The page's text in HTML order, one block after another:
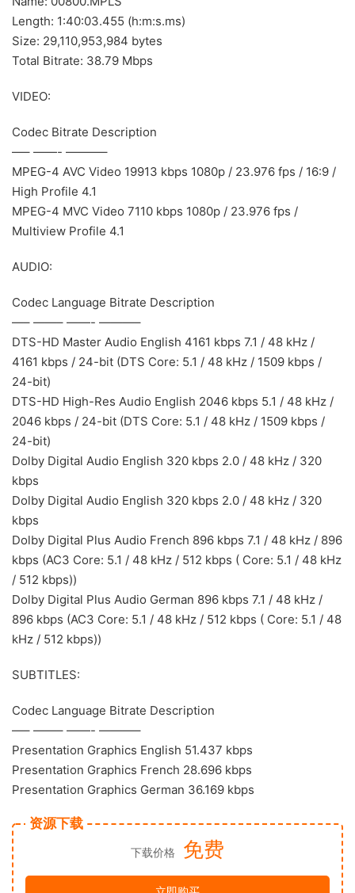
Length: 1:40:03.455 (h:m:s.ms)
Size: 29,110,953,984 bytes
Total Bitrate: 38.79 Mbps
VIDEO:
Codec Bitrate Description
—– ——- ———–
MPEG-4 AVC Video 19913 kbps 1080p / 23.976 fps / 16:9 /
High Profile 4.1
MPEG-4 MVC Video 7110 kbps 1080p / 23.976 fps /
Multiview Profile 4.1
AUDIO:
Codec Language Bitrate Description
—– ——– ——- ———–
DTS-HD Master Audio English 4161 kbps 7.1 / 48 kHz /
4161 kbps / 24-bit (DTS Core: 5.1 / 48 kHz / 1509 kbps /
24-bit)
DTS-HD High-Res Audio English 2046 kbps 5.1 / 48 kHz /
2046 kbps / 24-bit (DTS Core: 5.1 / 48 kHz / 1509 kbps /
24-bit)
Dolby Digital Audio English 320 kbps 2.0 / 48 kHz / 320
kbps
Dolby Digital Audio English 320 kbps 2.0 / 48 kHz / 320
kbps
Dolby Digital Plus Audio French 896 kbps 7.1 / 48 kHz / 896
kbps (AC3 Core: 5.1 / 48 kHz / 512 kbps ( Core: 5.1 / 48 kHz
/ 512 kbps))
Dolby Digital Plus Audio German 896 kbps 7.1 / 48 kHz /
896 kbps (AC3 Core: 5.1 / 48 kHz / 512 kbps ( Core: 5.1 / 48
kHz / 512 kbps))
SUBTITLES:
Codec Language Bitrate Description
—– ——– ——- ———–
Presentation Graphics English 51.437 kbps
Presentation Graphics French 28.696 kbps
Presentation Graphics German 36.169 kbps
资源下载
下载价格 免费